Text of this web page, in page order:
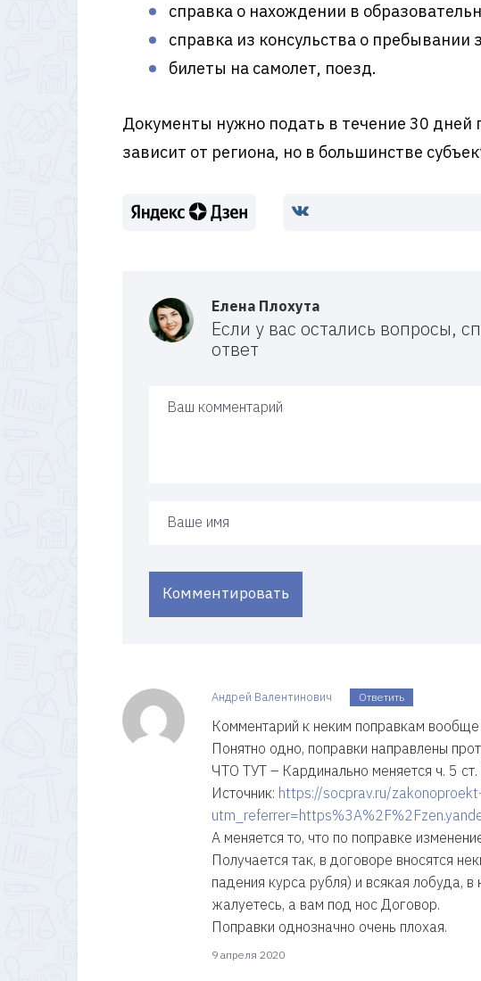
справка о нахождении в
справка из консульства о пребывании
билеты на самолет, поезд.
Документы нужно подать в течение 30 дней
зависит от региона, но в большинстве
Елена Плохута
Если у вас остались вопросы,
ответ
Комментировать
Андрей Валентинович Ответить
Комментарий к неким поправкам вообще
Понятно одно, поправки направлены
ЧТО ТУТ – Кардинально меняется ч. 5
Источник: https://socprav.ru/
А меняется то, что по поправке
Получается так, в договоре вносятся
падения курса рубля) и всякая лобуда,
жалуетесь, а вам под нос Договор.
Поправки однозначно очень плохая.
9 апреля 2020